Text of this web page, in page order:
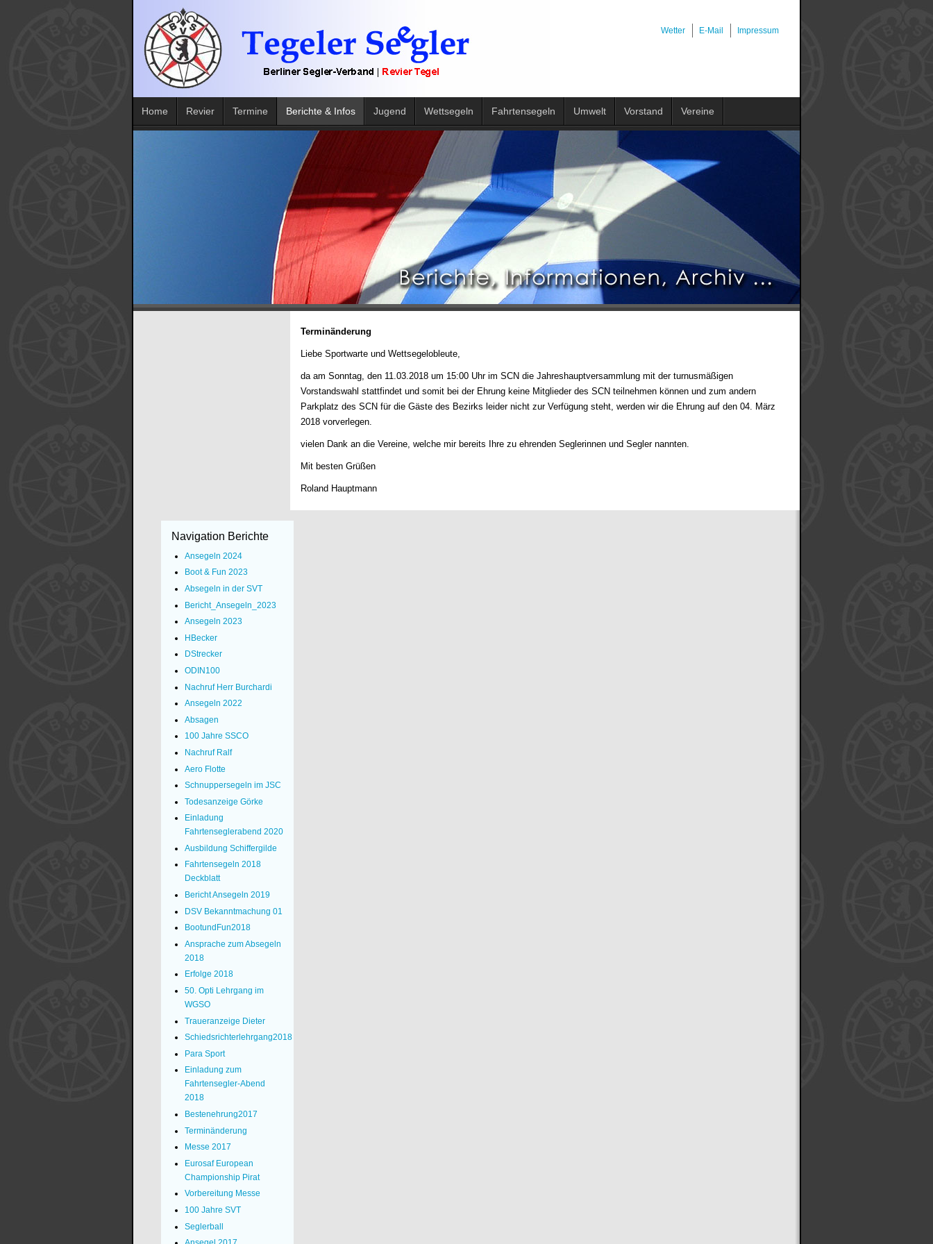
Wetter E-Mail Impressum
Home Revier Termine Berichte & Infos Jugend Wettsegeln Fahrtensegeln Umwelt Vorstand Vereine
Terminänderung
Liebe Sportwarte und Wettsegelobleute,
da am Sonntag, den 11.03.2018 um 15:00 Uhr im SCN die Jahreshauptversammlung mit der turnusmäßigen
Vorstandswahl stattfindet und somit bei der Ehrung keine Mitglieder des SCN teilnehmen können und zum andern
Parkplatz des SCN für die Gäste des Bezirks leider nicht zur Verfügung steht, werden wir die Ehrung auf den 04. März
2018 vorverlegen.
vielen Dank an die Vereine, welche mir bereits Ihre zu ehrenden Seglerinnen und Segler nannten.
Mit besten Grüßen
Roland Hauptmann
Navigation Berichte
Ansegeln 2024
Boot & Fun 2023
Absegeln in der SVT
Bericht_Ansegeln_2023
Ansegeln 2023
HBecker
DStrecker
ODIN100
Nachruf Herr Burchardi
Ansegeln 2022
Absagen
100 Jahre SSCO
Nachruf Ralf
Aero Flotte
Schnuppersegeln im JSC
Todesanzeige Görke
Einladung
Fahrtenseglerabend 2020
Ausbildung Schiffergilde
Fahrtensegeln 2018
Deckblatt
Bericht Ansegeln 2019
DSV Bekanntmachung 01
BootundFun2018
Ansprache zum Absegeln
2018
Erfolge 2018
50. Opti Lehrgang im
WGSO
Traueranzeige Dieter
Schiedsrichterlehrgang2018
Para Sport
Einladung zum
Fahrtensegler-Abend
2018
Bestenehrung2017
Terminänderung
Messe 2017
Eurosaf European
Championship Pirat
Vorbereitung Messe
100 Jahre SVT
Seglerball